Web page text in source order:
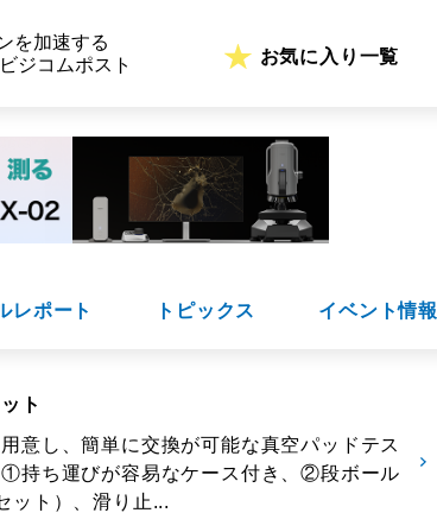
を加速する
ジコムポスト
お気に入り一覧
レポート トピックス イベント情報
ト
意し、簡単に交換が可能な真空パッドテス
①持ち運びが容易なケース付き、②段ボール
ット）、滑り止...